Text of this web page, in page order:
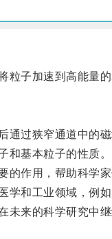
子加速到高能量的
过狭窄通道中的磁
基本粒子的性质。
作用，帮助科学家
和工业领域，例如
来的科学研究中继